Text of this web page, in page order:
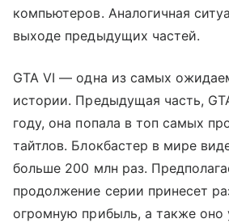
компьютеров. Аналогичная
выходе предыдущих частей.
GTA VI — одна из самых
истории. Предыдущая часть,
году, она попала в топ самых
тайтлов. Блокбастер в мире
больше 200 млн раз.
продолжение серии принесет
огромную прибыль, а также оно